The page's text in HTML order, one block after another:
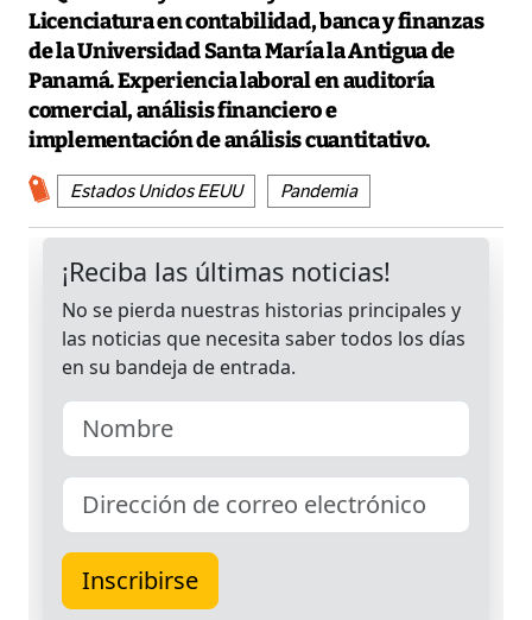
Licenciatura en contabilidad, banca y finanzas
de la Universidad Santa María la Antigua de
Panamá. Experiencia laboral en auditoría
comercial, análisis financiero e
implementación de análisis cuantitativo.
Estados Unidos EEUU Pandemia